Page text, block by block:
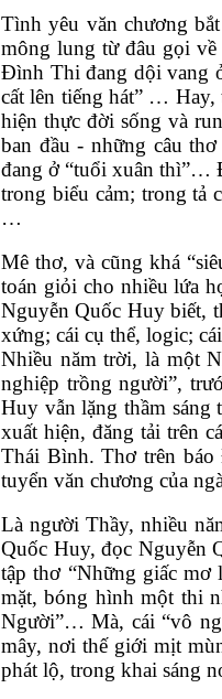
Tình yêu văn chương
mông lung từ đâu gọi
Đình Thi đang dội vang
cất lên tiếng hát” … Hay,
hiện thực đời sống và
ban đầu - những câu
đang ở “tuổi xuân thì”…
trong biểu cảm; trong tả
…
Mê thơ, và cũng khá
toán giỏi cho nhiều lứa
Nguyễn Quốc Huy biết,
xứng; cái cụ thể, logic;
Nhiều năm trời, là một
nghiệp trồng người”,
Huy vẫn lặng thầm
xuất hiện, đăng tải trên
Thái Bình. Thơ trên báo
tuyển văn chương của
Là người Thầy, nhiều
Quốc Huy, đọc Nguyễn
tập thơ “Những giấc
mặt, bóng hình một thi
Người”… Mà, cái “vô
mây, nơi thế giới mịt
phát lộ, trong khai sáng